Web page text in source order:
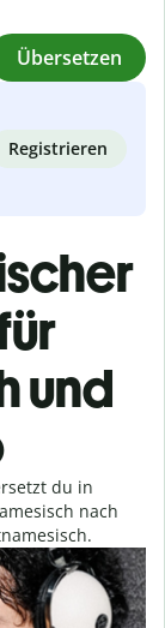
Übersetzen
Registrieren
und
du in
nach